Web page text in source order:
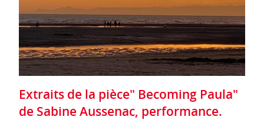
Extraits de la pièce" Becoming Paula"
de Sabine Aussenac, performance.